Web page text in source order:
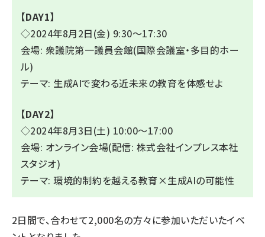
【DAY1】
◇2024年8月2日(金) 9:30～17:30
会場: 衆議院第一議員会館(国際会議室・多目的ホー
ル)
テーマ: 生成AIで変わる近未来の教育を体感せよ
【DAY2】
◇2024年8月3日(土) 10:00～17:00
会場: オンライン会場(配信: 株式会社インプレス本社
スタジオ)
テーマ: 環境的制約を越える教育×生成AIの可能性
2日間で、合わせて2,000名の方々に参加いただいたイベ